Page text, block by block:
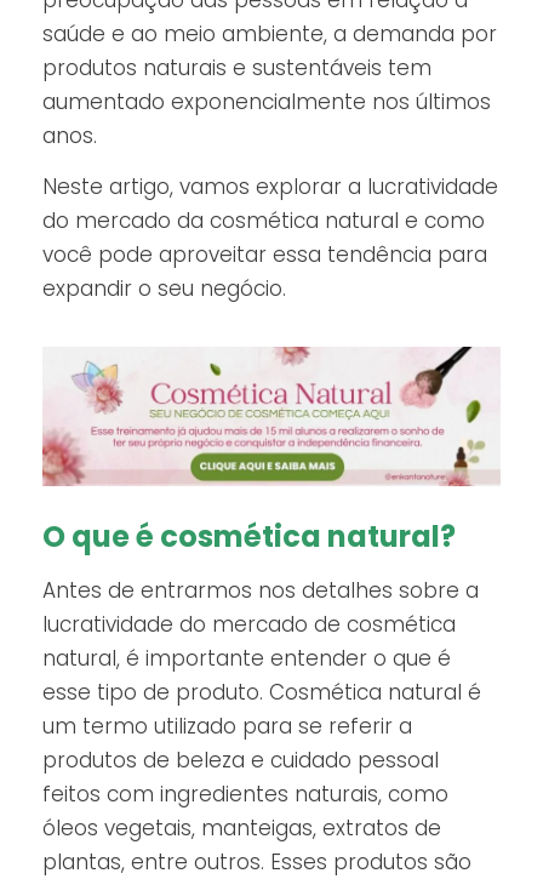
saúde e ao meio ambiente, a demanda por
produtos naturais e sustentáveis tem
aumentado exponencialmente nos últimos
anos.
Neste artigo, vamos explorar a lucratividade
do mercado da cosmética natural e como
você pode aproveitar essa tendência para
expandir o seu negócio.
O que é cosmética natural?
Antes de entrarmos nos detalhes sobre a
lucratividade do mercado de cosmética
natural, é importante entender o que é
esse tipo de produto. Cosmética natural é
um termo utilizado para se referir a
produtos de beleza e cuidado pessoal
feitos com ingredientes naturais, como
óleos vegetais, manteigas, extratos de
plantas, entre outros. Esses produtos são